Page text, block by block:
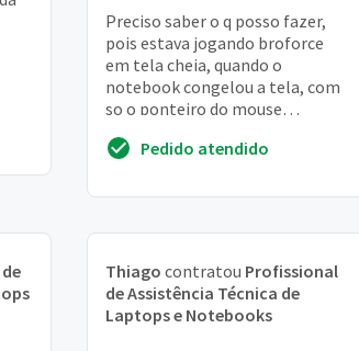
Preciso saber o q posso fazer,
pois estava jogando broforce
em tela cheia, quando o
notebook congelou a tela, com
so o ponteiro do mouse
botao de ligar por...
Pedido atendido
Thiago contratou Profissional
de Assistência Técnica de
Laptops e Notebooks